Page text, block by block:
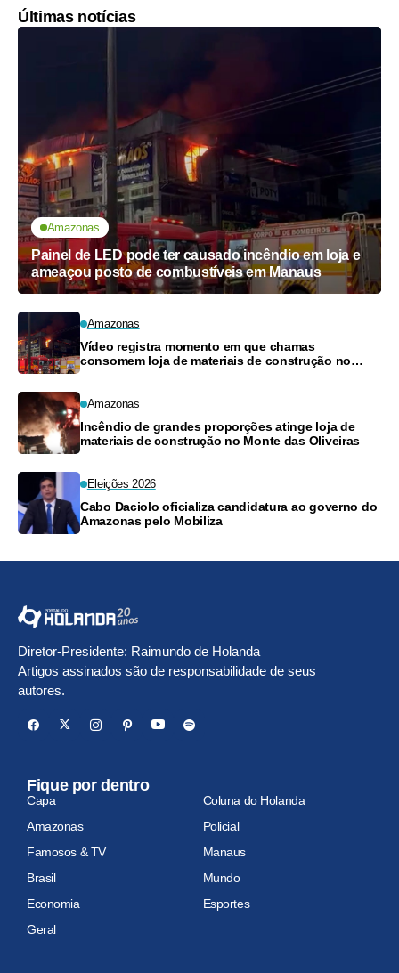
Últimas notícias
Amazonas
Painel de LED pode ter causado incêndio em loja e
ameaçou posto de combustíveis em Manaus
Amazonas
Vídeo registra momento em que chamas
consomem loja de materiais de construção no
Amazonas
Incêndio de grandes proporções atinge loja de
materiais de construção no Monte das Oliveiras
Eleições 2026
Cabo Daciolo oficializa candidatura ao governo do
Amazonas pelo Mobiliza
Diretor-Presidente: Raimundo de Holanda
Artigos assinados são de responsabilidade de seus
autores.
Fique por dentro
Capa
Coluna do Holanda
Amazonas
Policial
Famosos & TV
Manaus
Brasil
Mundo
Economia
Esportes
Geral